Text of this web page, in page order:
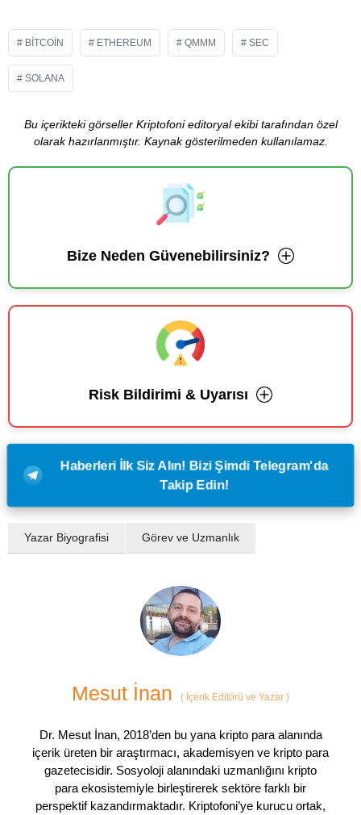
BITCOIN ETHEREUM QMMM SEC
SOLANA
Bu içerikteki görseller Kriptofoni editoryal ekibi tarafından özel
olarak hazırlanmıştır. Kaynak gösterilmeden kullanılamaz.
Bize Neden Güvenebilirsiniz?
Risk Bildirimi & Uyarısı
Haberleri İlk Siz Alın! Bizi Şimdi Telegram'da
Takip Edin!
Yazar Biyografisi Görev ve Uzmanlık
Mesut İnan ( İçerik Editörü ve Yazar )
Dr. Mesut İnan, 2018’den bu yana kripto para alanında
içerik üreten bir araştırmacı, akademisyen ve kripto para
gazetecisidir. Sosyoloji alanındaki uzmanlığını kripto
para ekosistemiyle birleştirerek sektöre farklı bir
perspektif kazandırmaktadır. Kriptofoni’ye kurucu ortak,